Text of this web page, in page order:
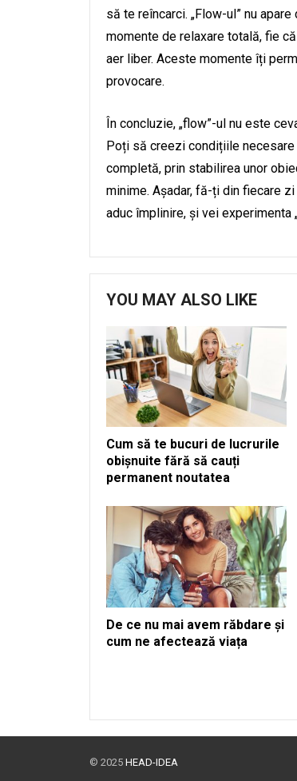
să te reîncarci. „Flow-ul” nu
momente de relaxare totală, fie
aer liber. Aceste momente îți
provocare.
În concluzie, „flow”-ul nu este
Poți să creezi condițiile
completă, prin stabilirea unor
minime. Așadar, fă-ți din fiecare
aduc împlinire, și vei
YOU MAY ALSO LIKE
Cum să te bucuri de lucrurile
obișnuite fără să cauți
permanent noutatea
De ce nu mai avem răbdare și
cum ne afectează viața
© 2025 HEAD-IDEA